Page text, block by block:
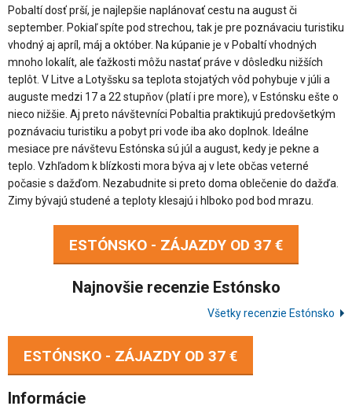
Pobaltí dosť prší, je najlepšie naplánovať cestu na august či
september. Pokiaľ spíte pod strechou, tak je pre poznávaciu turistiku
vhodný aj apríl, máj a október. Na kúpanie je v Pobaltí vhodných
mnoho lokalít, ale ťažkosti môžu nastať práve v dôsledku nižších
teplôt. V Litve a Lotyšsku sa teplota stojatých vôd pohybuje v júli a
auguste medzi 17 a 22 stupňov (platí i pre more), v Estónsku ešte o
nieco nižšie. Aj preto návštevníci Pobaltia praktikujú predovšetkým
poznávaciu turistiku a pobyt pri vode iba ako doplnok. Ideálne
mesiace pre návštevu Estónska sú júl a august, kedy je pekne a
teplo. Vzhľadom k blízkosti mora býva aj v lete občas veterné
počasie s dažďom. Nezabudnite si preto doma oblečenie do dažďa.
Zimy bývajú studené a teploty klesajú i hlboko pod bod mrazu.
ESTÓNSKO - ZÁJAZDY OD 37 €
Najnovšie recenzie Estónsko
Všetky recenzie Estónsko
ESTÓNSKO - ZÁJAZDY OD 37 €
Informácie